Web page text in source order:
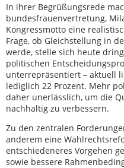
In ihrer Begrüßungsrede
bundesfrauenvertretung,
Kongressmotto eine
Frage, ob Gleichstellung in
werde, stelle sich heute
politischen
unterrepräsentiert – aktuell
lediglich 22 Prozent. Mehr
daher unerlässlich, um die
nachhaltig zu verbessern.
Zu den zentralen
anderem eine
entschiedeneres Vorgehen
sowie bessere